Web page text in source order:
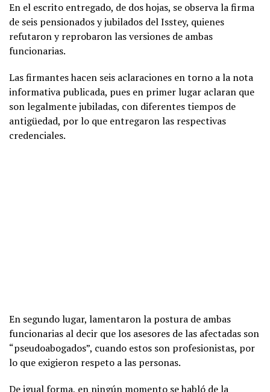
En el escrito entregado, de dos hojas, se observa la firma
de seis pensionados y jubilados del Isstey, quienes
refutaron y reprobaron las versiones de ambas
funcionarias.
Las firmantes hacen seis aclaraciones en torno a la nota
informativa publicada, pues en primer lugar aclaran que
son legalmente jubiladas, con diferentes tiempos de
antigüedad, por lo que entregaron las respectivas
credenciales.
En segundo lugar, lamentaron la postura de ambas
funcionarias al decir que los asesores de las afectadas son
“pseudoabogados”, cuando estos son profesionistas, por
lo que exigieron respeto a las personas.
De igual forma, en ningún momento se habló de la